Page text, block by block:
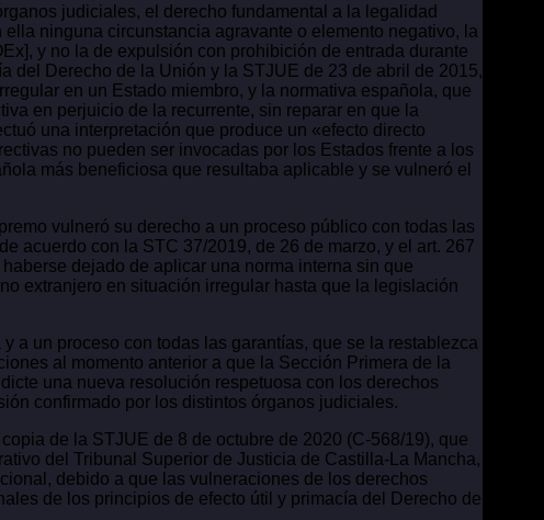
judiciales, el derecho fundamental a la legalidad
ninguna circunstancia agravante o elemento negativo, la
y no la de expulsión con prohibición de entrada durante
del Derecho de la Unión y la STJUE de 23 de abril de 2015,
en un Estado miembro, y la normativa española, que
en perjuicio de la recurrente, sin reparar en que la
una interpretación que produce un «efecto directo
no pueden ser invocadas por los Estados frente a los
más beneficiosa que resultaba aplicable y se vulneró el
vulneró su derecho a un proceso público con todas las
acuerdo con la STC 37/2019, de 26 de marzo, y el art. 267
dejado de aplicar una norma interna sin que
extranjero en situación irregular hasta que la legislación
a un proceso con todas las garantías, que se la restablezca
al momento anterior a que la Sección Primera de la
una nueva resolución respetuosa con los derechos
confirmado por los distintos órganos judiciales.
de la STJUE de 8 de octubre de 2020 (C-568/19), que
del Tribunal Superior de Justicia de Castilla-La Mancha,
debido a que las vulneraciones de los derechos
de los principios de efecto útil y primacía del Derecho de